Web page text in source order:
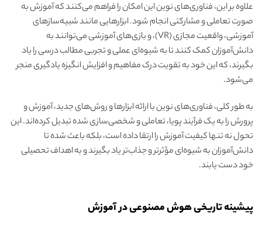
علاوه بر این، فناوری‌های نوین این امکان را فراهم می‌کنند که آموزش به
صورت تعاملی و مشارکتی انجام شود. ابزارهایی مانند شبیه‌سازهای
آموزشی، واقعیت مجازی (VR)، و بازی‌های آموزشی می‌توانند به
دانش‌آموزان کمک کنند تا به شیوه‌ای عملی و تجربی مطالب درسی را یاد
بگیرند، که این خود به تقویت درک مفاهیم و افزایش انگیزه یادگیری منجر
می‌شود.
به طور کلی، فناوری‌های نوین با ارائه ابزارها و روش‌های جدید، آموزش و
پرورش را به یک فرآیند پویا، تعاملی و شخصی‌سازی شده تبدیل کرده‌اند. این
تحول نه تنها کیفیت آموزش را ارتقا داده است، بلکه باعث شده تا
دانش‌آموزان به شیوه‌ای مؤثرتر و جذاب‌تر یاد بگیرند و به اهداف تحصیلی
خود دست یابند.
پیشینه تاریخی هوش مصنوعی در آموزش